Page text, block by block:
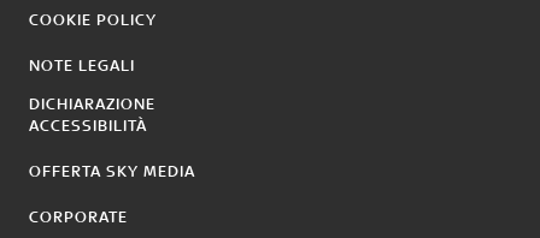
COOKIE POLICY
NOTE LEGALI
DICHIARAZIONE
ACCESSIBILITÀ
OFFERTA SKY MEDIA
CORPORATE